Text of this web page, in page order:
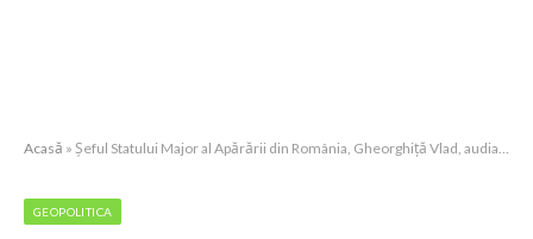
Acasă » Șeful Statului Major al Apărării din România, Gheorghiță Vlad, audiat la DNA
GEOPOLITICA